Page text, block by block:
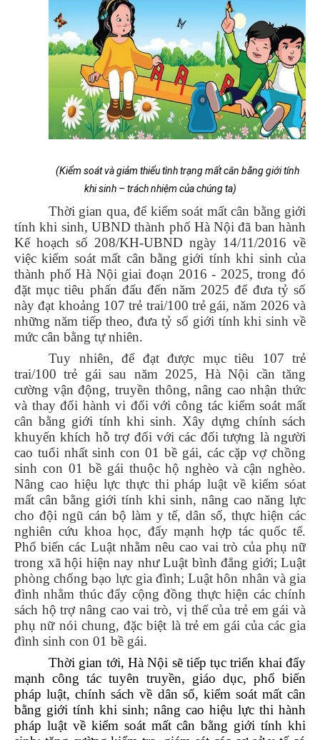
(Kiểm soát và giảm thiểu tình trạng mất cân bằng giới tính
khi sinh – trách nhiệm của chúng ta)
Thời gian qua, để kiểm soát mất cân bằng giới
tính khi sinh, UBND thành phố Hà Nội đã ban hành
Kế hoạch số 208/KH-UBND ngày 14/11/2016 về
việc kiểm soát mất cân bằng giới tính khi sinh của
thành phố Hà Nội giai đoạn 2016 - 2025, trong đó
đặt mục tiêu phấn đấu đến năm 2025 để đưa tỷ số
này đạt khoảng 107 trẻ trai/100 trẻ gái, năm 2026 và
những năm tiếp theo, đưa tỷ số giới tính khi sinh về
mức cân bằng tự nhiên.
Tuy nhiên, để đạt được mục tiêu 107 trẻ
trai/100 trẻ gái sau năm 2025, Hà Nội cần tăng
cường vận động, truyền thông, nâng cao nhận thức
và thay đổi hành vi đối với công tác kiểm soát mất
cân bằng giới tính khi sinh. Xây dựng chính sách
khuyến khích hỗ trợ đối với các đối tượng là người
cao tuổi nhất sinh con 01 bề gái, các cặp vợ chồng
sinh con 01 bề gái thuộc hộ nghèo và cận nghèo.
Nâng cao hiệu lực thực thi pháp luật về kiểm sóat
mất cân bằng giới tính khi sinh, nâng cao năng lực
cho đội ngũ cán bộ làm y tế, dân số, thực hiện các
nghiên cứu khoa học, đẩy mạnh hợp tác quốc tế.
Phổ biến các Luật nhằm nêu cao vai trò của phụ nữ
trong xã hội hiện nay như Luật bình đẳng giới; Luật
phòng chống bạo lực gia đình; Luật hôn nhân và gia
đình nhằm thúc đẩy cộng đồng thực hiện các chính
sách hộ trợ nâng cao vai trò, vị thế của trẻ em gái và
phụ nữ nói chung, đặc biệt là trẻ em gái của các gia
đình sinh con 01 bề gái.
Thời gian tới, Hà Nội sẽ tiếp tục triển khai đẩy
mạnh công tác tuyên truyền, giáo dục, phổ biến
pháp luật, chính sách về dân số, kiểm soát mất cân
bằng giới tính khi sinh; nâng cao hiệu lực thi hành
pháp luật về kiểm soát mất cân bằng giới tính khi